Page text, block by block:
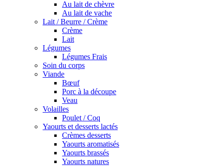
Au lait de chèvre
Au lait de vache
Lait / Beurre / Crème
Crème
Lait
Légumes
Légumes Frais
Soin du corps
Viande
Bœuf
Porc à la découpe
Veau
Volailles
Poulet / Coq
Yaourts et desserts lactés
Crèmes desserts
Yaourts aromatisés
Yaourts brassés
Yaourts natures